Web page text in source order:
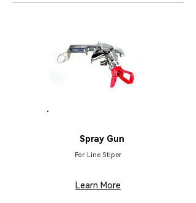
Spray Gun
For Line Stiper
Learn More